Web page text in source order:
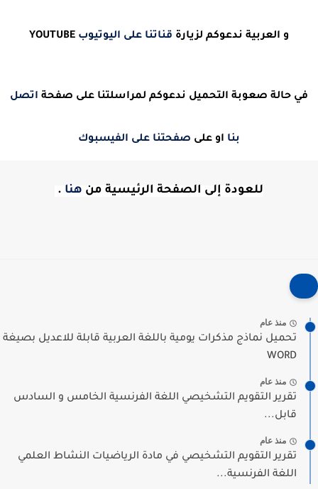
و العربية ندعوكم لزيارة قناتنا على اليوتيوب
في حالة صعوبة التحميل ندعوكم لمراسلتنا على صفحة اتصل
بنا او على صفحتنا على الفيسبوك
للعودة إلى الصفحة الرئيسية من هنا .
منذ عام
تحميل نماذج مذكرات يومية باللغة العربية قابلة للاعديل بصيغة
WORD
منذ عام
تقرير التقويم التشخيصي اللغة الفرنسية الخامس و السادس
قابل...
منذ عام
تقرير التقويم التشخيصي في مادة الرياضيات النشاط العلمي
اللغة الفرنسية...